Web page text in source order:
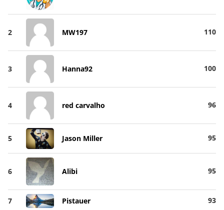
2 MW197 110
3 Hanna92 100
4 red carvalho 96
5 Jason Miller 95
6 Alibi 95
7 Pistauer 93